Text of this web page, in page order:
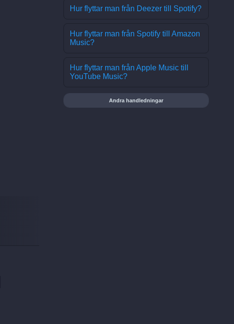
Hur flyttar man från Deezer till Spotify?
Hur flyttar man från Spotify till Amazon
Music?
Hur flyttar man från Apple Music till
YouTube Music?
Andra handledningar